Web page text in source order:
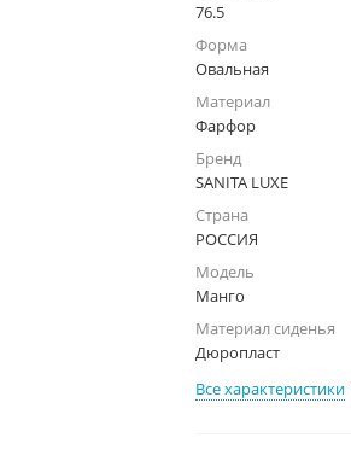
76.5
Форма
Овальная
Материал
Фарфор
Бренд
SANITA LUXE
Страна
РОССИЯ
Модель
Манго
Материал сиденья
Дюропласт
Все характеристики